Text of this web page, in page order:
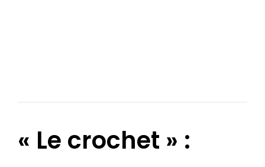
« Le crochet » :